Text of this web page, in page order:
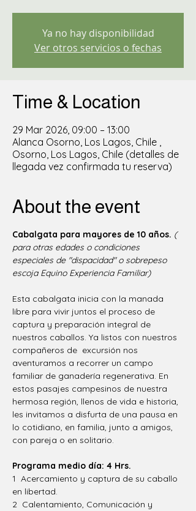
Ya no hay disponibilidad
Ver otros servicios o fechas
Time & Location
29 Mar 2026, 09:00 – 13:00
Alanca Osorno, Los Lagos, Chile ,
Osorno, Los Lagos, Chile (detalles de
llegada vez confirmada tu reserva)
About the event
Cabalgata para mayores de 10 años. (
para otras edades o condiciones
especiales de "dispacidad" o sobrepeso
escoja Equino Experiencia Familiar)
Esta cabalgata inicia con la manada
libre para vivir juntos el proceso de
captura y preparación integral de
nuestros caballos. Ya listos con nuestros
compañeros de  excursión nos
aventuramos a recorrer un campo
familiar de ganadería regenerativa. En
estos pasajes campesinos de nuestra
hermosa región, llenos de vida e historia,
les invitamos a disfurta de una pausa en
lo cotidiano, en familia, junto a amigos,
con pareja o en solitario.
Programa medio día: 4 Hrs.
1  Acercamiento y captura de su caballo
en libertad.
2  Calentamiento, Comunicación y